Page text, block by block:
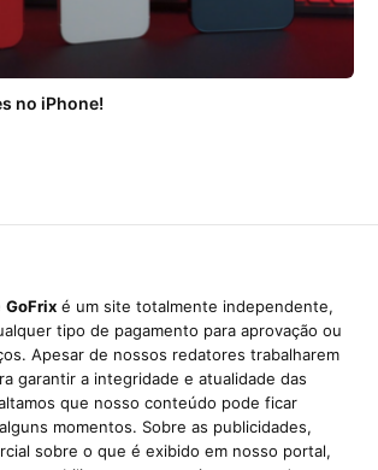
no iPhone!
GoFrix é um site totalmente independente,
tipo de pagamento para aprovação ou
Apesar de nossos redatores trabalharem
garantir a integridade e atualidade das
que nosso conteúdo pode ficar
momentos. Sobre as publicidades,
sobre o que é exibido em nosso portal,